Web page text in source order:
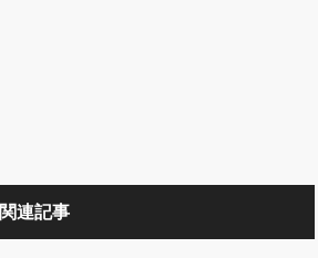
関連記事